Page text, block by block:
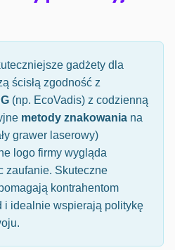
gadżety dla
ścisłą zgodność z
(np. EcoVadis) z codzienną
metody znakowania na
grawer laserowy)
logo firmy wygląda
zaufanie. Skuteczne
kontrahentom
i idealnie wspierają politykę